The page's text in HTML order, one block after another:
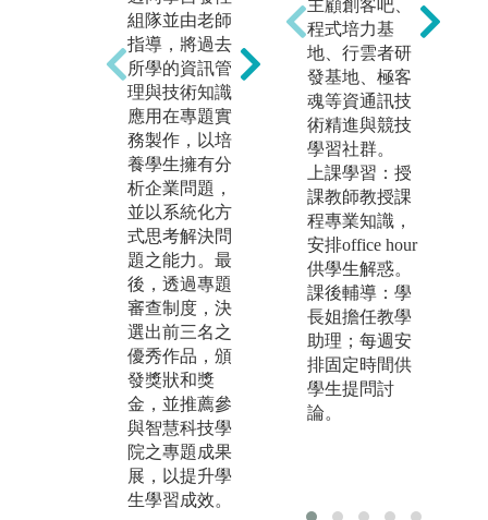
組隊並由老師
指導，將過去
所學的資訊管
理與技術知識
應用在專題實
務製作，以培
養學生擁有分
析企業問題，
並以系統化方
式思考解決問
題之能力。最
後，透過專題
審查制度，決
選出前三名之
優秀作品，頒
發獎狀和獎
金，並推薦參
與智慧科技學
院之專題成果
展，以提升學
生學習成效。
程式設計、計
算機程式；大
二的物件導向
程式設計、響
應式網頁程式
設計；到大三
的APP 程式設
計課程，培養
同學程式設計
與開發能力。
同時，結合系
統分析與設
計、資料庫管
理課程，訓練
學生設計出滿
足使用者所需
之功能的各種
管制系統
主顧創客吧、
程式培力基
地、行雲者研
發基地、極客
魂等資通訊技
術精進與競技
學習社群。
上課學習：授
課教師教授課
程專業知識，
安排office hour
供學生解惑。
課後輔導：學
長姐擔任教學
助理；每週安
排固定時間供
學生提問討
論。